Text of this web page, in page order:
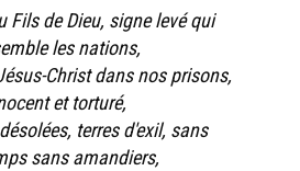
Fils de Dieu, signe levé qui
les nations,
Christ dans nos prisons,
et torturé,
terres d'exil, sans
sans amandiers,